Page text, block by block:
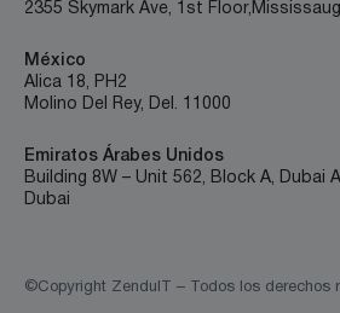
2355 Skymark Ave, 1st Floor,
México
Alica 18, PH2
Molino Del Rey, Del. 11000
Emiratos Árabes Unidos
Building 8W – Unit 562, Block A, Dubai
Dubai
©Copyright ZenduIT – Todos los derechos